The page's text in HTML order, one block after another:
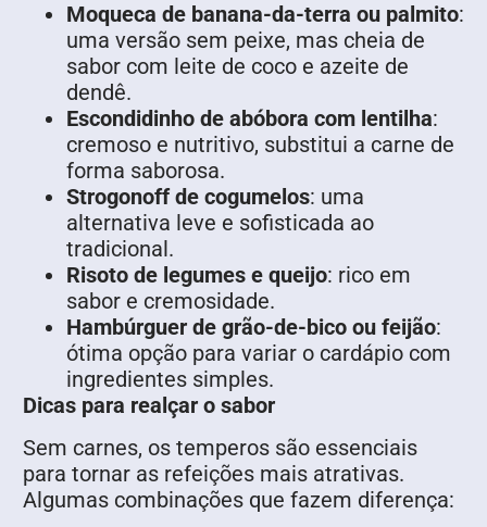
Moqueca de banana-da-terra ou palmito:
uma versão sem peixe, mas cheia de
sabor com leite de coco e azeite de
dendê.
Escondidinho de abóbora com lentilha:
cremoso e nutritivo, substitui a carne de
forma saborosa.
Strogonoff de cogumelos: uma
alternativa leve e sofisticada ao
tradicional.
Risoto de legumes e queijo: rico em
sabor e cremosidade.
Hambúrguer de grão-de-bico ou feijão:
ótima opção para variar o cardápio com
ingredientes simples.
Dicas para realçar o sabor
Sem carnes, os temperos são essenciais
para tornar as refeições mais atrativas.
Algumas combinações que fazem diferença: